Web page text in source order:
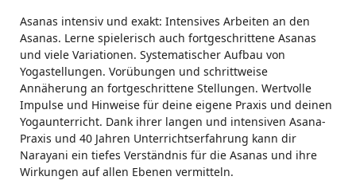
Asanas intensiv und exakt: Intensives Arbeiten an den
Asanas. Lerne spielerisch auch fortgeschrittene Asanas
und viele Variationen. Systematischer Aufbau von
Yogastellungen. Vorübungen und schrittweise
Annäherung an fortgeschrittene Stellungen. Wertvolle
Impulse und Hinweise für deine eigene Praxis und deinen
Yogaunterricht. Dank ihrer langen und intensiven Asana-
Praxis und 40 Jahren Unterrichtserfahrung kann dir
Narayani ein tiefes Verständnis für die Asanas und ihre
Wirkungen auf allen Ebenen vermitteln.